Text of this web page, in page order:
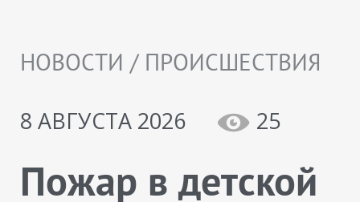
НОВОСТИ / ПРОИСШЕСТВИЯ
8 АВГУСТА 2026
25
Пожар в детской